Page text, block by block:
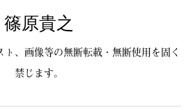
篠原貴之
、画像等の無断転載・無断使用を固く
禁じます。